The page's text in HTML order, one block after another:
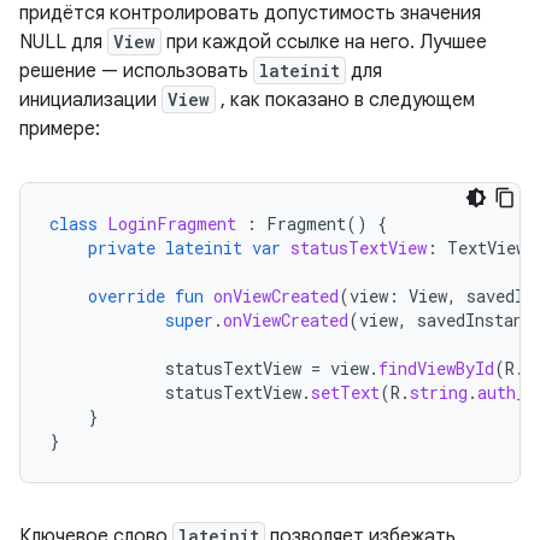
придётся контролировать допустимость значения
NULL для View при каждой ссылке на него. Лучшее
решение — использовать lateinit для
инициализации View , как показано в следующем
примере:
class LoginFragment : Fragment()
{
private lateinit var statusTextView : TextView
override fun onViewCreated(view : View,
super .onViewCreated(view,
statusTextView = view. findViewById(R .
statusTextView. setText(R . string .
}
}